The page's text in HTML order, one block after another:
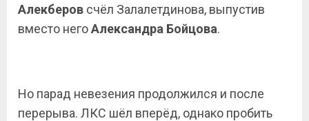
Алекберов счёл Залалетдинова, выпустив
вместо негоАлександра Бойцова.
Но парад невезения продолжился и после
перерыва. ЛКС шёл вперёд, однако пробить